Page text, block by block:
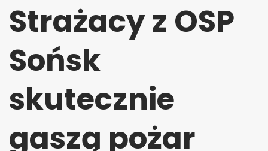
Strażacy z OSP
Sońsk
skutecznie
gaszą pożar